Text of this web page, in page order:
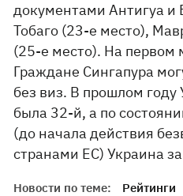
документами Антигуа и
Тобаго (23-е место),
(25-е место). На первом
Граждане Сингапура
без виз. В прошлом году
была 32-й, а по
(до начала действия
странами ЕС) Украина
Новости по теме: Рейтинги